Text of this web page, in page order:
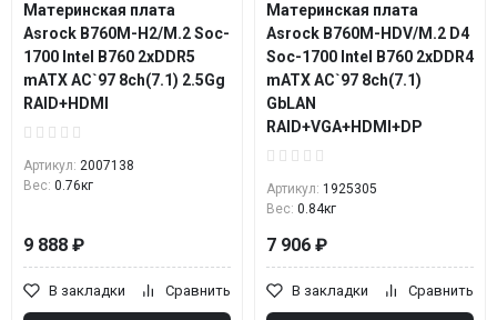
Материнская плата
Asrock B760M-H2/M.2 Soc-
1700 Intel B760 2xDDR5
mATX AC`97 8ch(7.1) 2.5Gg
RAID+HDMI
Артикул: 2007138
Вес: 0.76кг
9 888 ₽
В закладки Сравнить
Материнская плата
Asrock B760M-HDV/M.2 D4
Soc-1700 Intel B760 2xDDR4
mATX AC`97 8ch(7.1)
GbLAN
RAID+VGA+HDMI+DP
Артикул: 1925305
Вес: 0.84кг
7 906 ₽
В закладки Сравнить